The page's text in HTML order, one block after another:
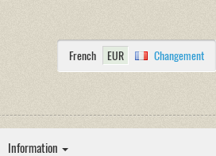
French EUR Changement
Information